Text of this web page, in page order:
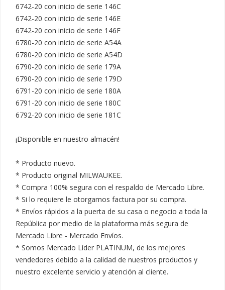
6742-20 con inicio de serie 146C
6742-20 con inicio de serie 146E
6742-20 con inicio de serie 146F
6780-20 con inicio de serie A54A
6780-20 con inicio de serie A54D
6790-20 con inicio de serie 179A
6790-20 con inicio de serie 179D
6791-20 con inicio de serie 180A
6791-20 con inicio de serie 180C
6792-20 con inicio de serie 181C
¡Disponible en nuestro almacén!
* Producto nuevo.
* Producto original MILWAUKEE.
* Compra 100% segura con el respaldo de Mercado Libre.
* Si lo requiere le otorgamos factura por su compra.
* Envíos rápidos a la puerta de su casa o negocio a toda la
República por medio de la plataforma más segura de
Mercado Libre - Mercado Envíos.
* Somos Mercado Líder PLATINUM, de los mejores
vendedores debido a la calidad de nuestros productos y
nuestro excelente servicio y atención al cliente.